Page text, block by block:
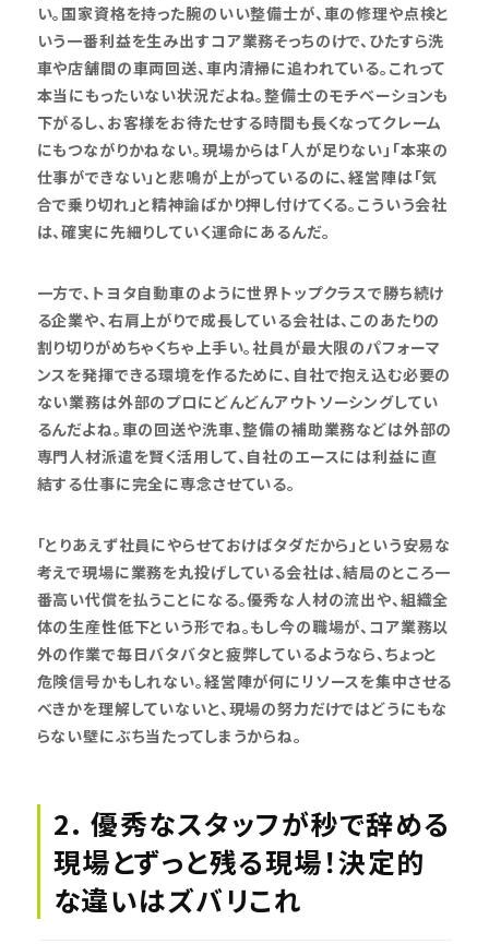
い。国家資格を持った腕のいい整備士が、車の修理や点検と
いう一番利益を生み出すコア業務そっちのけで、ひたすら洗
車や店舗間の車両回送、車内清掃に追われている。これって
本当にもったいない状況だよね。整備士のモチベーションも
下がるし、お客様をお待たせする時間も長くなってクレーム
にもつながりかねない。現場からは「人が足りない」「本来の
仕事ができない」と悲鳴が上がっているのに、経営陣は「気
合で乗り切れ」と精神論ばかり押し付けてくる。こういう会社
は、確実に先細りしていく運命にあるんだ。
一方で、トヨタ自動車のように世界トップクラスで勝ち続け
る企業や、右肩上がりで成長している会社は、このあたりの
割り切りがめちゃくちゃ上手い。社員が最大限のパフォーマ
ンスを発揮できる環境を作るために、自社で抱え込む必要の
ない業務は外部のプロにどんどんアウトソーシングしてい
るんだよね。車の回送や洗車、整備の補助業務などは外部の
専門人材派遣を賢く活用して、自社のエースには利益に直
結する仕事に完全に専念させている。
「とりあえず社員にやらせておけばタダだから」という安易な
考えで現場に業務を丸投げしている会社は、結局のところ一
番高い代償を払うことになる。優秀な人材の流出や、組織全
体の生産性低下という形でね。もし今の職場が、コア業務以
外の作業で毎日バタバタと疲弊しているようなら、ちょっと
危険信号かもしれない。経営陣が何にリソースを集中させる
べきかを理解していないと、現場の努力だけではどうにもな
らない壁にぶち当たってしまうからね。
2. 優秀なスタッフが秒で辞める
現場とずっと残る現場！決定的
な違いはズバリこれ